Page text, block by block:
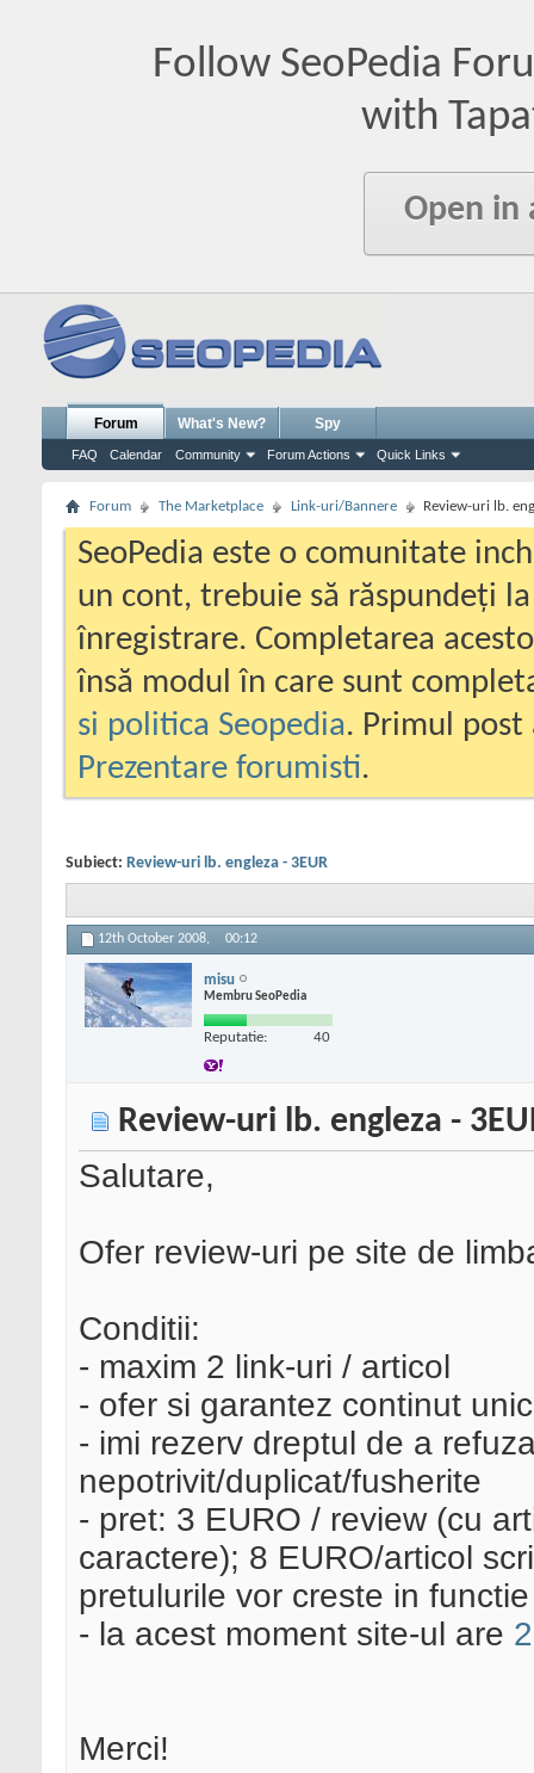
Follow SeoPedia
with
Open in
Forum
FAQ Calendar Community Forum Actions Quick Links
What's New? Spy
Forum The Marketplace Link-uri/Bannere Review-uri lb.
SeoPedia este o comunitate
un cont, trebuie să răspundeți
înregistrare. Completarea
însă modul în care sunt
si politica Seopedia. Primul
Prezentare forumisti.
Subiect: Review-uri lb. engleza - 3EUR
12th October 2008, 00:12
misu
Membru SeoPedia
Reputatie: 40
Review-uri lb. engleza -
Salutare,
Ofer review-uri pe site de
Conditii:
- maxim 2 link-uri / articol
- ofer si garantez continut unic
- imi rezerv dreptul de a
nepotrivit/duplicat/fusherite
- pret: 3 EURO / review (cu
caractere); 8 EURO/articol
pretulurile vor creste in
- la acest moment site-ul are
Merci!